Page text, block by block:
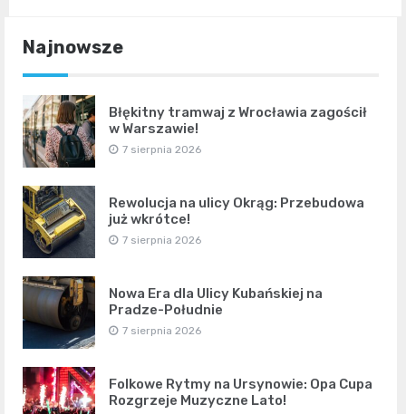
Najnowsze
Błękitny tramwaj z Wrocławia zagościł
w Warszawie!
7 sierpnia 2026
Rewolucja na ulicy Okrąg: Przebudowa
już wkrótce!
7 sierpnia 2026
Nowa Era dla Ulicy Kubańskiej na
Pradze-Południe
7 sierpnia 2026
Folkowe Rytmy na Ursynowie: Opa Cupa
Rozgrzeje Muzyczne Lato!